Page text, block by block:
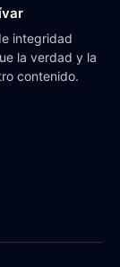
integridad
la verdad y la
contenido.